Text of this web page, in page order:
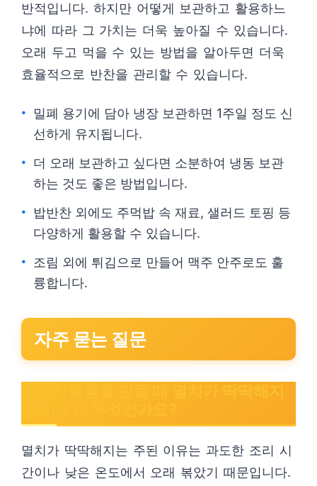
반적입니다. 하지만 어떻게 보관하고 활용하느
냐에 따라 그 가치는 더욱 높아질 수 있습니다.
오래 두고 먹을 수 있는 방법을 알아두면 더욱
효율적으로 반찬을 관리할 수 있습니다.
밀폐 용기에 담아 냉장 보관하면 1주일 정도 신
선하게 유지됩니다.
더 오래 보관하고 싶다면 소분하여 냉동 보관
하는 것도 좋은 방법입니다.
밥반찬 외에도 주먹밥 속 재료, 샐러드 토핑 등
다양하게 활용할 수 있습니다.
조림 외에 튀김으로 만들어 맥주 안주로도 훌
륭합니다.
자주 묻는 질문
멸치가 딱딱해지는 주된 이유는 과도한 조리 시
간이나 낮은 온도에서 오래 볶았기 때문입니다.